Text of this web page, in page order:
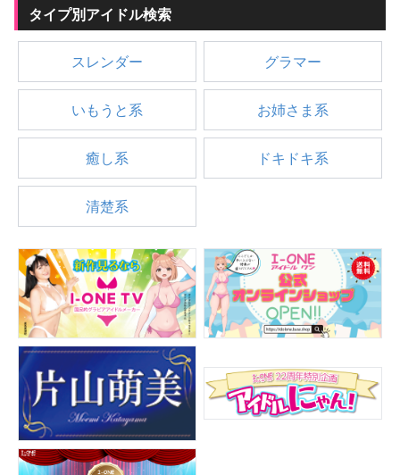
タイプ別アイドル検索
スレンダー グラマー
いもうと系 お姉さま系
癒し系 ドキドキ系
清楚系